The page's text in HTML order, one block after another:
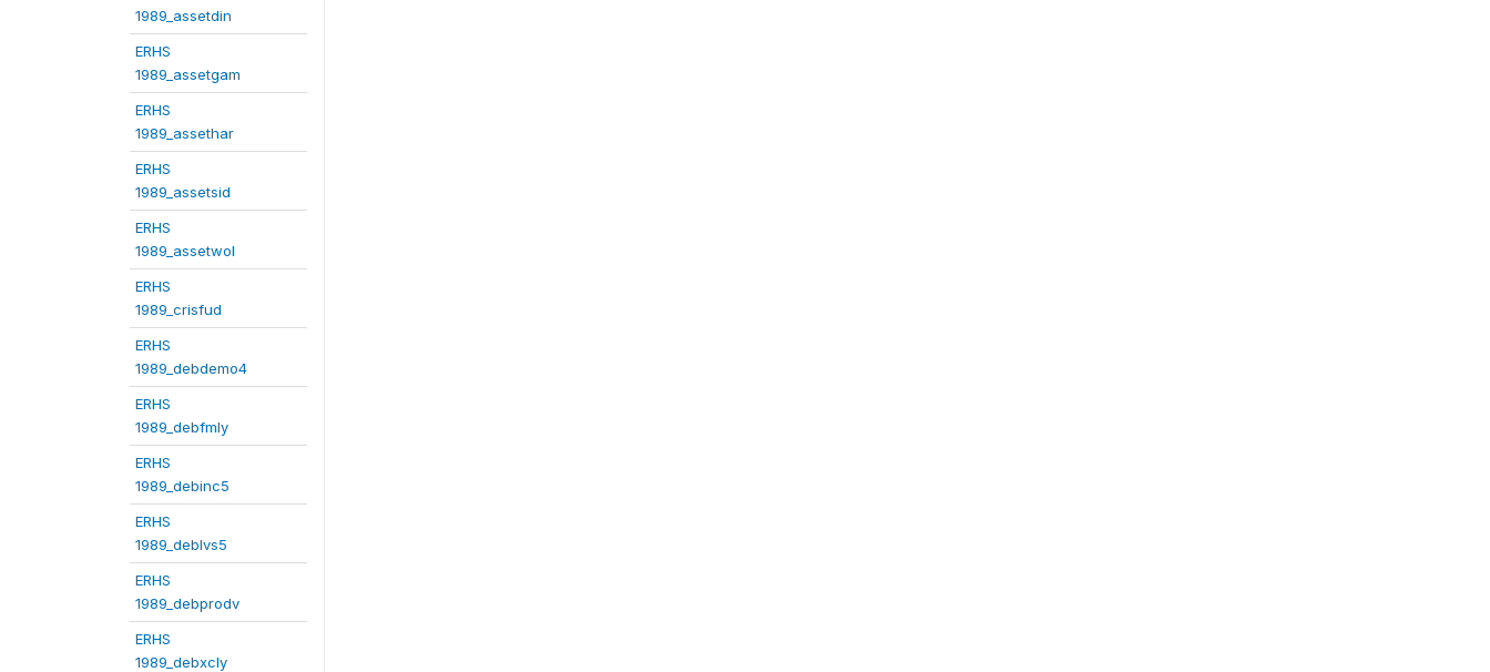
1989_assetdin
ERHS
1989_assetgam
ERHS
1989_assethar
ERHS
1989_assetsid
ERHS
1989_assetwol
ERHS
1989_crisfud
ERHS
1989_debdemo4
ERHS
1989_debfmly
ERHS
1989_debinc5
ERHS
1989_deblvs5
ERHS
1989_debprodv
ERHS
1989_debxcly